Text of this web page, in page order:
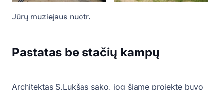
Jūrų muziejaus nuotr.
Pastatas be stačių kampų
Architektas S.Lukšas sako, jog šiame projekte buvo